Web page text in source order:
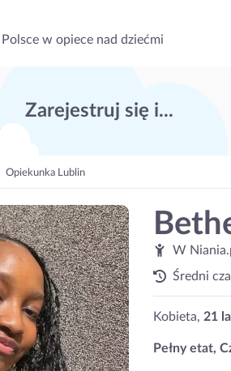
w opiece nad dziećmi
Zarejestruj się i...
Opiekunka Lublin
W
Średni
Kobieta, 21
Pełny etat,